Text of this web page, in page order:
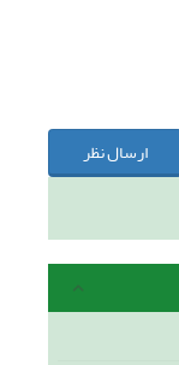
ارسال نظر